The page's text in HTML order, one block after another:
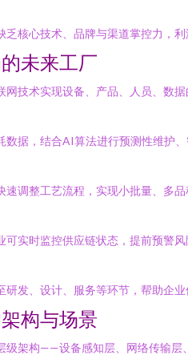
核心技术、品牌与渠道掌控力，利
未来工厂
技术实现设备、产品、人员、数
据，结合AI算法进行预测性维护
调整工艺流程，实现小批量、多
实时监控供应链状态，提前预警
发、设计、服务等环节，帮助企
构与场景
级架构——设备感知层、网络传输层